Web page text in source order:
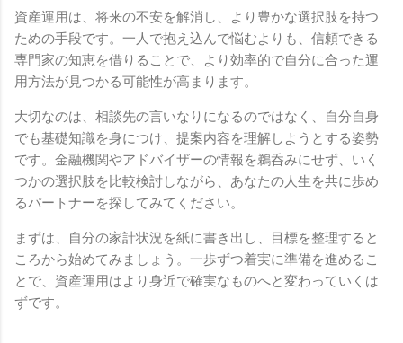
資産運用は、将来の不安を解消し、より豊かな選択肢を持つ
ための手段です。一人で抱え込んで悩むよりも、信頼できる
専門家の知恵を借りることで、より効率的で自分に合った運
用方法が見つかる可能性が高まります。
大切なのは、相談先の言いなりになるのではなく、自分自身
でも基礎知識を身につけ、提案内容を理解しようとする姿勢
です。金融機関やアドバイザーの情報を鵜呑みにせず、いく
つかの選択肢を比較検討しながら、あなたの人生を共に歩め
るパートナーを探してみてください。
まずは、自分の家計状況を紙に書き出し、目標を整理すると
ころから始めてみましょう。一歩ずつ着実に準備を進めるこ
とで、資産運用はより身近で確実なものへと変わっていくは
ずです。